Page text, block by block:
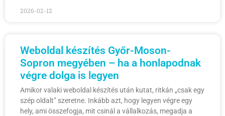
2026-02-12
Weboldal készítés Győr-Moson-
Sopron megyében – ha a honlapodnak
végre dolga is legyen
Amikor valaki weboldal készítés után kutat, ritkán „csak egy
szép oldalt” szeretne. Inkább azt, hogy legyen végre egy
hely, ami összefogja, mit csinál a vállalkozás, megadja a